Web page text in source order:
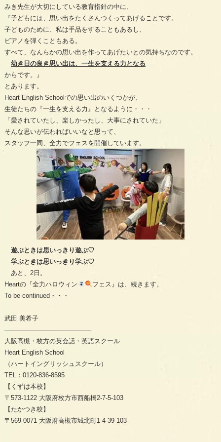
みき先生が大切にしている教育指針の中に、
『子どもには、思い出をたくさんつくってあげることです。
子どものために、私は手品をすることもあるし、
ピアノを弾くこともある。
すべて、なんらかの思い出を作ってあげたいとの気持ちなのです。
幼き日の良き思い出は、一生を支える力となる
からです。』
とあります。
Heart English Schoolでの思い出のいくつかが、
生徒たちの『一生を支える力』となるように・・・
「愛されていたし、楽しかったし、大事にされていた」
そんな思いが伝わればいいなと思って、
スタッフ一同、全力でフェスを開催しています。
遊ぶときは思いっきり遊ぶ♡
学ぶときは思いっきり学ぶ♡
あと、2日。
Heartの『全力ハロウィン
フェス』は、続きます。
To be continued・・・
武田 美希子
—————————————–
大阪高槻・枚方の英会話・英語スクール
Heart English School
（ハートイングリッシュスクール）
TEL：0120-836-8595
【くずは本校】
〒573-1122 大阪府枚方市西船橋2-7-5-103
【たかつき校】
〒569-0071 大阪府高槻市城北町1-4-39-103